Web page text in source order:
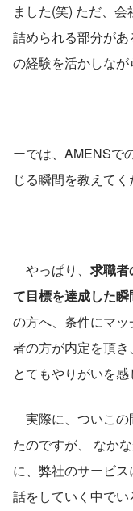
ました(笑) ただ、
詰められる部分が
の経験を活かしなが
ーでは、AMENSで
じる瞬間を教えてく
やっぱり、 求職者
て目標を達成した瞬
の方へ、条件にマ
者の方が内定を頂
とてもやりがいを感
実際に、ついこの
たのですが、 なか
に、弊社のサービス
話をしていく中で